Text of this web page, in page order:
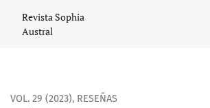
Orientaciones para la investigación
Revista Sophia
Austral
VOL. 29 (2023), RESEÑAS